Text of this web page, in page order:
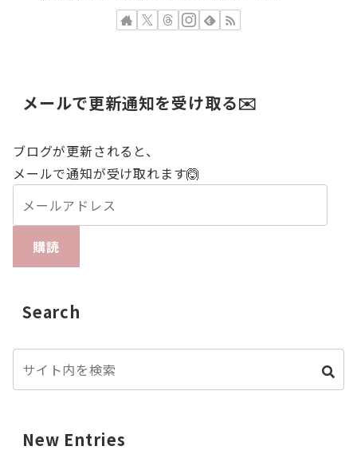
メールで更新通知を受け取る✉️
ブログが更新されると、
メールで通知が受け取れます🙆
購読
Search
New Entries